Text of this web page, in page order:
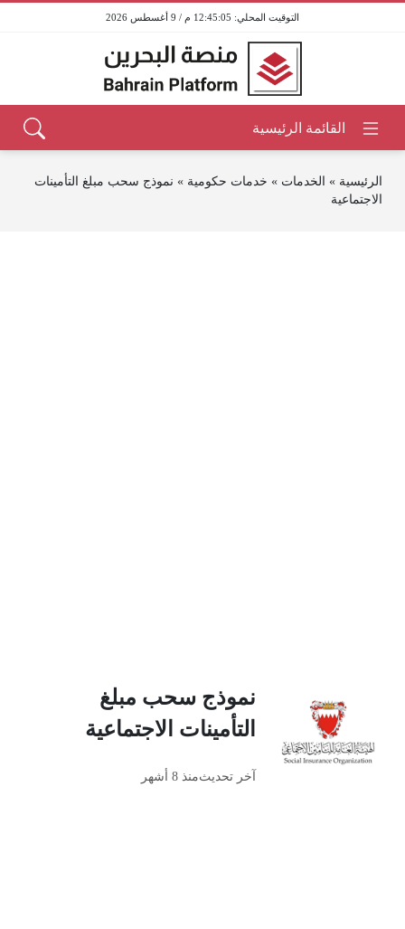
12:45:05 م / 9 أغسطس 2026
الرئيسية » الخدمات » خدمات حكومية » نموذج سحب مبلغ التأمينات
الاجتماعية
نموذج سحب مبلغ
التأمينات الاجتماعية
آخر تحديثمنذ 8 أشهر